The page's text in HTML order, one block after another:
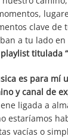
clave de
a tu lado
titulada
es para mí
y canal de
ligada a
estaríamos
vacías o